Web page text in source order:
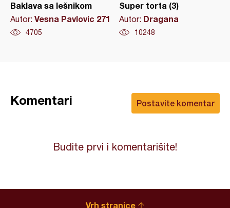
Baklava sa lešnikom
Autor: Vesna Pavlovic 271
4705
Super torta (3)
Autor: Dragana
10248
Postavite komentar
Komentari
Budite prvi i komentarišite!
Vrh stranice